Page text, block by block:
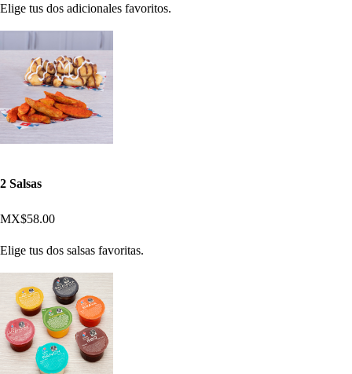
Elige tus dos adicionales favoritos.
2 Salsas
MX$58.00
Elige tus dos salsas favoritas.